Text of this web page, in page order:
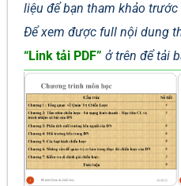
liệu để bạn tham khảo
Để xem được full nội dung
“Link tải PDF” ở trên để tải